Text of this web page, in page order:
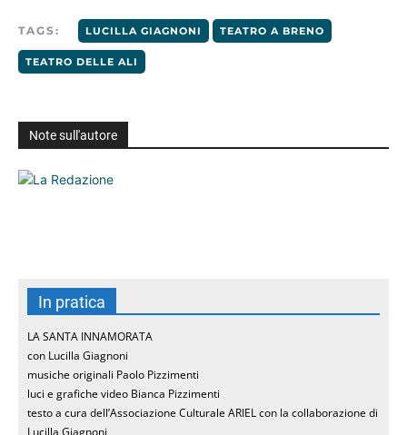
TAGS: LUCILLA GIAGNONI TEATRO A BRENO
TEATRO DELLE ALI
Note sull'autore
In pratica
LA SANTA INNAMORATA
con Lucilla Giagnoni
musiche originali Paolo Pizzimenti
luci e grafiche video Bianca Pizzimenti
testo a cura dell’Associazione Culturale ARIEL con la collaborazione di
Lucilla Giagnoni